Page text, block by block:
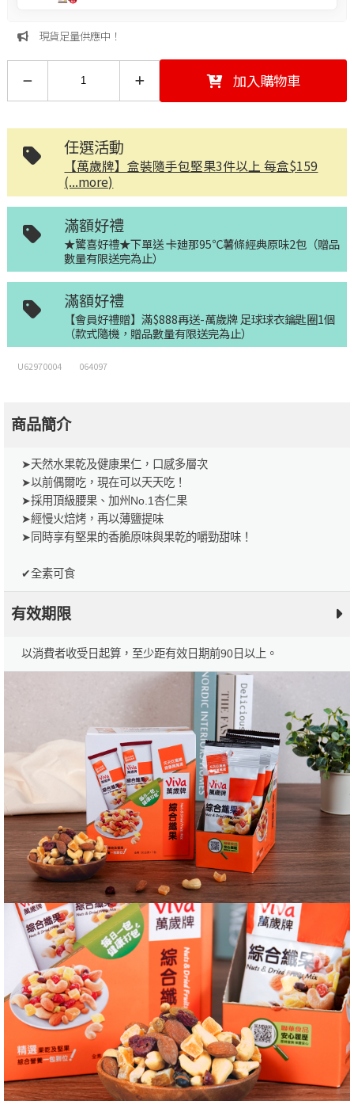
現貨足量供應中！
加入購物車
任選活動
【萬歲牌】盒裝隨手包堅果3件以上 每盒$159
(...more)
滿額好禮
★驚喜好禮★下單送 卡廸那95℃薯條經典原味2包（贈品
數量有限送完為止）
滿額好禮
【會員好禮贈】滿$888再送-萬歲牌 足球球衣鑰匙圈1個
（款式隨機，贈品數量有限送完為止）
U62970004 064097
商品簡介
➤天然水果乾及健康果仁，口感多層次
➤以前偶爾吃，現在可以天天吃！
➤採用頂級腰果、加州No.1杏仁果
➤經慢火焙烤，再以薄鹽提味
➤同時享有堅果的香脆原味與果乾的嚼勁甜味！
✔全素可食
有效期限
以消費者收受日起算，至少距有效日期前90日以上。